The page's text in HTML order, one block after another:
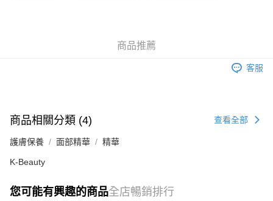
取。逾期會取消訂單，並不會安排重寄
每筆HK$20.00，滿HK$100.00或以上免運費
澳門地區配送 - 確認發貨後1-4個工作天送達
商品推薦
客服
商品相關分類 (4) 查看全部
護膚保養 面部精華 精華
K-Beauty
您可能有興趣的商品全店暢銷排行